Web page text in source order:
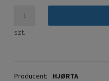
szt.
Producent: HJØRTA